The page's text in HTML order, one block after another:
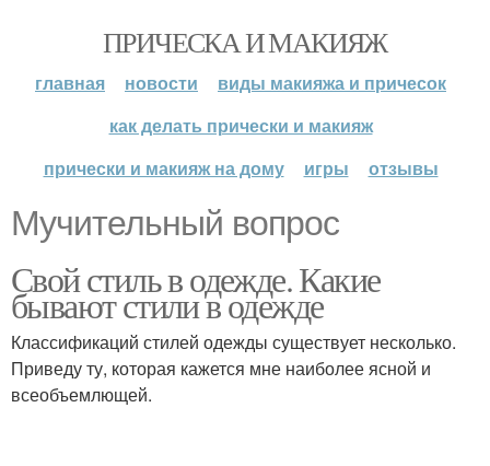
ПРИЧЕСКА И МАКИЯЖ
главная новости
виды макияжа и причесок
как делать прически и макияж
прически и макияж на дому
игры отзывы
Мучительный вопрос
Свой стиль в одежде. Какие
бывают стили в одежде
Классификаций стилей одежды существует несколько.
Приведу ту, которая кажется мне наиболее ясной и
всеобъемлющей.